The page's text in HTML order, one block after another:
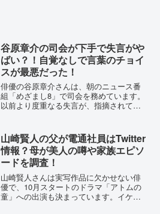
谷原章介の司会が下手で失言がや
ばい？！自覚なしで言葉のチョイ
スが最悪だった！
俳優の谷原章介さんは、朝のニュース番
組「めざまし8」で司会を務めています。
以前より度重なる失言が、指摘されてい
た。谷原章介「めざまし8」の失言がやば
い？！自覚なしで言葉...
山崎賢人の父が電通社員はTwitter
情報？母が美人の噂や家族エピソ
ードを調査！
山崎賢人さんは実写作品に欠かせない俳
優で、10月スタートのドラマ「アトムの
童」への出演も決まっています。イケメ